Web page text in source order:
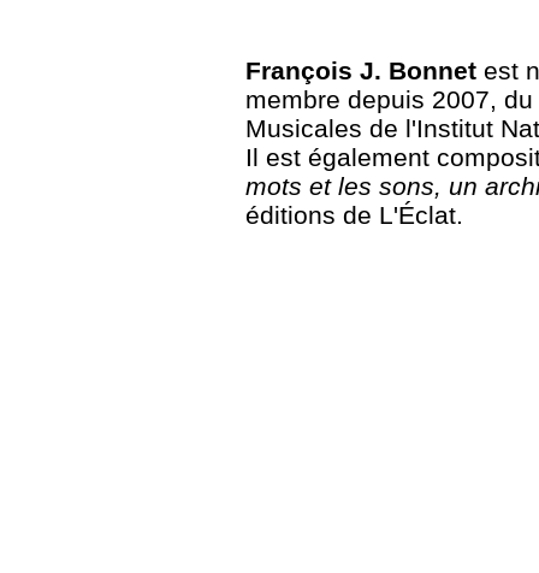
François J. Bonnet est
membre depuis 2007,
Musicales de l'Institut
Il est également
mots et les sons, un
éditions de L'Éclat.